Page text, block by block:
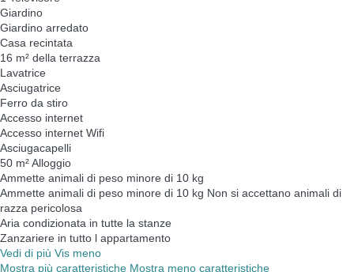
Giardino
Giardino arredato
Casa recintata
16 m² della terrazza
Lavatrice
Asciugatrice
Ferro da stiro
Accesso internet
Accesso internet Wifi
Asciugacapelli
50 m² Alloggio
Ammette animali di peso minore di 10 kg
Ammette animali di peso minore di 10 kg Non si accettano animali di
razza pericolosa
Aria condizionata in tutte la stanze
Zanzariere in tutto l appartamento
Vedi di più Vis meno
Mostra più caratteristiche Mostra meno caratteristiche